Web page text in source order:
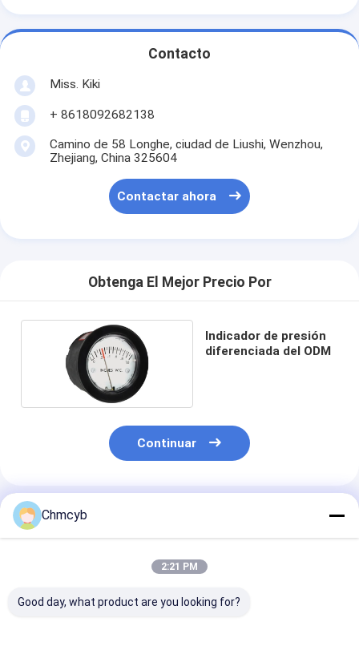
Contacto
Miss. Kiki
+ 8618092682138
Camino de 58 Longhe, ciudad de Liushi, Wenzhou,
Zhejiang, China 325604
Contactar ahora
Obtenga El Mejor Precio Por
Indicador de presión
diferenciada del ODM
Continuar
Productos Recomendados
Chmcyb
2:21 PM
Good day, what product are you looking for?